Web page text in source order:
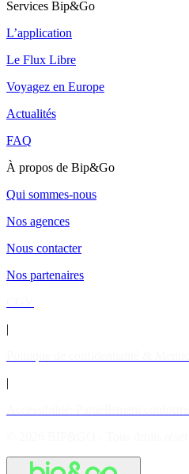
Services Bip&Go
L’application
Le Flux Libre
Voyagez en Europe
Actualités
FAQ
À propos de Bip&Go
Qui sommes-nous
Nos agences
Nous contacter
Nos partenaires
|
|